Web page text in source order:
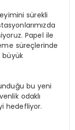
sürekli
Papel ile
süreçlerinde
büyük
bu yeni
odaklı
hedefliyor.